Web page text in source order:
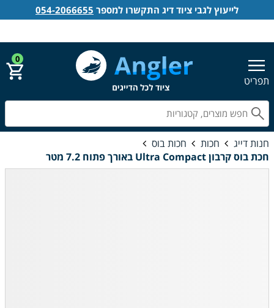
תפריט
0
חנות דייג חכות
חכות בוס
חכת בוס קרבון Ultra Compact באורך פתוח 7.2 מטר
לייעוץ לגבי ציוד דיג התקשרו למספר 054-2066655